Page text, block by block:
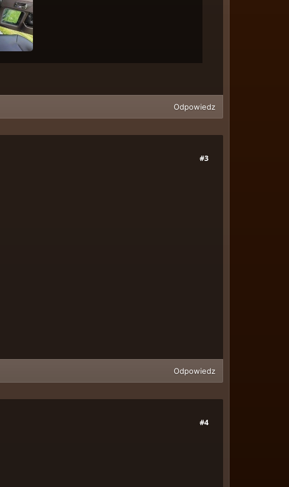
Odpowiedz
#3
Odpowiedz
#4